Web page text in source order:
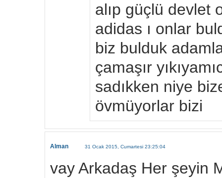
alıp güçlü devlet
adidas ı onlar
biz bulduk
çamaşır
sadıkken niye
övmüyorlar bizi
Alman 31 Ocak 2015, Cumartesi 23:25:04
vay Arkadaş Her şeyin